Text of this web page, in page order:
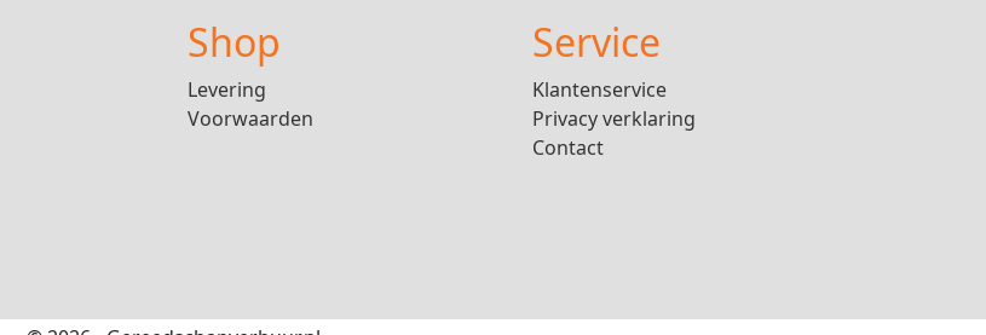
Shop
Levering
Voorwaarden
Service
Klantenservice
Privacy verklaring
Contact